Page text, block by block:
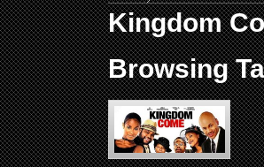
Kingdom
Browsing